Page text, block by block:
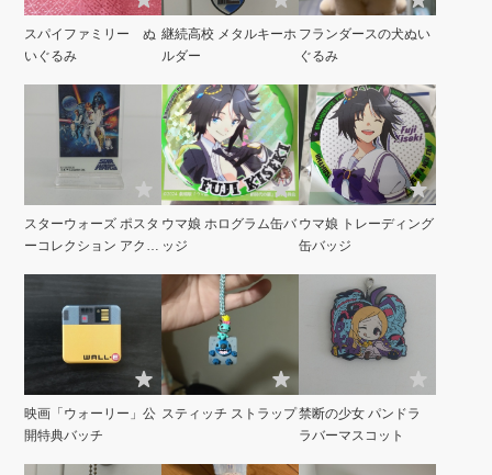
スパイファミリー ぬ
いぐるみ
継続高校 メタルキーホ
ルダー
フランダースの犬ぬい
ぐるみ
スターウォーズ ポスタ
ーコレクション アクリ
ウマ娘 ホログラム缶バ
ッジ
ウマ娘 トレーディング
缶バッジ
映画「ウォーリー」公
開特典バッチ
スティッチ ストラップ禁断の少女 パンドラ
ラバーマスコット